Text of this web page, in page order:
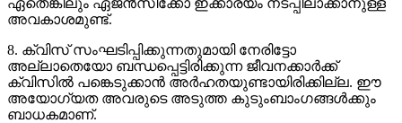
അവകാശമുണ്ട്.
8. ക്വിസ് സംഘടിപ്പിക്കുന്നതുമായി നേരിട്ടോ
അല്ലാതെയോ ബന്ധപ്പെട്ടിരിക്കുന്ന ജീവനക്കാർക്ക്
ക്വിസിൽ പങ്കെടുക്കാൻ അർഹതയുണ്ടായിരിക്കില്ല. ഈ
അയോഗ്യത അവരുടെ അടുത്ത കുടുംബാംഗങ്ങൾക്കും
ബാധകമാണ്.